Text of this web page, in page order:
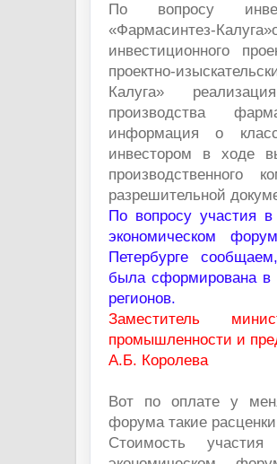
По вопросу
«Фармасинтез-
инвестиционного
проектно-
Калуга»
производства
информация о
инвестором в ходе
производственного
разрешительной
По вопросу участия
экономическом
Петербурге
была сформирована в
регионов.
Заместитель
промышленности и
А.Б. Королева
Вот по оплате у
форума такие
Стоимость